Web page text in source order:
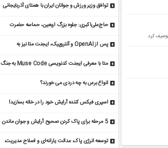
توافق وزیر ورزش و جوانان ایران با همتای آذربایجانی
حاج‌علی‌اکبری: جلوه بزرگ اربعین، حماسه حضرت
پس از OpenAI و آنتروپیک، ایجنت متا نیز به
متا با معرفی ایجنت کدنویسی Muse Code به جنگ
انواع برس به چه دردی می خورند؟
اسپری فیکس کننده آرایش خود را در خانه بسازید!
5 مرحله برای پاک کردن صحیح آرایش و جوان ماندن
توسعه انرژی پاک، عدالت یارانه‌ای و اصلاح مدیریت،